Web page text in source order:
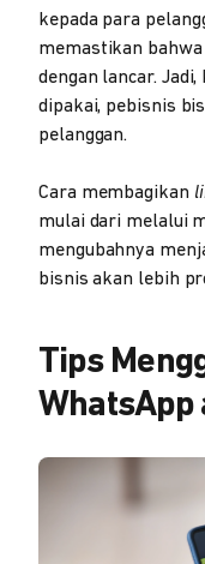
kepada para
memastikan
dengan lancar. Jadi,
dipakai, pebisnis
pelanggan.
Cara membagikan
mulai dari melalui
mengubahnya
bisnis akan lebih
Tips